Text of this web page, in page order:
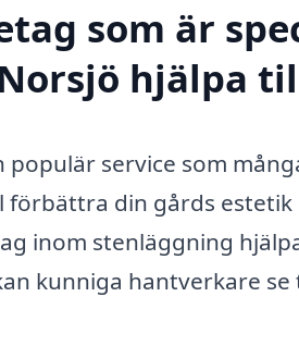
som är
hjälpa
populär service som
förbättra din gårds
inom stenläggning
kunniga hantverkare